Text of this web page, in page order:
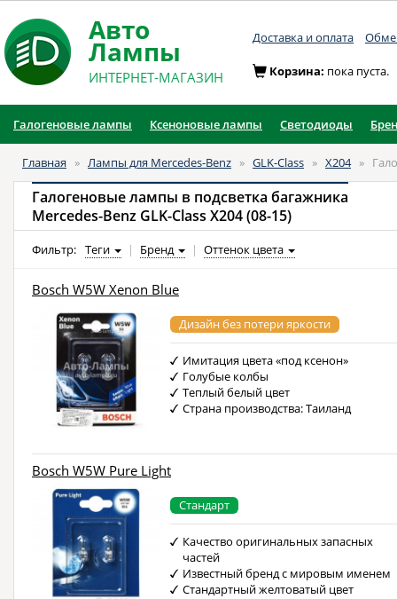
Авто
Лампы
ИНТЕРНЕТ-МАГАЗИН
Доставка и оплата
Корзина: пока пуста.
Галогеновые лампы Ксеноновые лампы Светодиоды
Главная » Лампы для Mercedes-Benz » GLK-Class » X204 »
Галогеновые лампы в подсветка багажника
Mercedes-Benz GLK-Class X204 (08-15)
Фильтр: Теги | Бренд | Оттенок цвета
Bosch W5W Xenon Blue
Дизайн без потери яркости
Имитация цвета «под ксенон»
Голубые колбы
Теплый белый цвет
Страна производства: Таиланд
Bosch W5W Pure Light
Стандарт
Качество оригинальных запасных
частей
Известный бренд с мировым именем
Стандартный желтоватый цвет